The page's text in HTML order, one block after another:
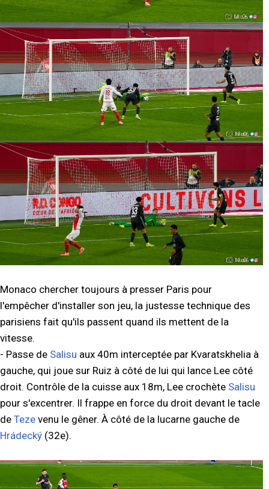
Monaco chercher toujours à presser Paris pour
l'empêcher d'installer son jeu, la justesse technique des
parisiens fait qu'ils passent quand ils mettent de la
vitesse.
- Passe de Salisu aux 40m interceptée par Kvaratskhelia à
gauche, qui joue sur Ruiz à côté de lui qui lance Lee côté
droit. Contrôle de la cuisse aux 18m, Lee crochète Salisu
pour s'excentrer. Il frappe en force du droit devant le tacle
de Teze venu le gêner. À côté de la lucarne gauche de
Hrádecký (32e).